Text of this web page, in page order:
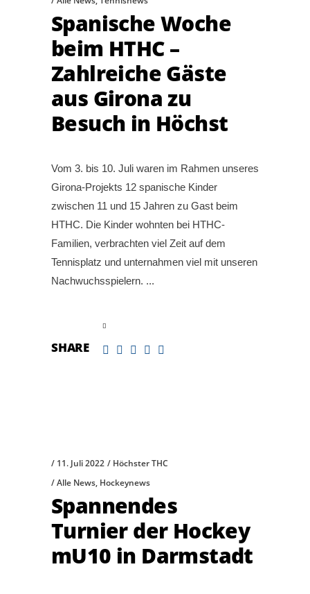
Spanische Woche
beim HTHC –
Zahlreiche Gäste
aus Girona zu
Besuch in Höchst
Vom 3. bis 10. Juli waren im Rahmen unseres
Girona-Projekts 12 spanische Kinder
zwischen 11 und 15 Jahren zu Gast beim
HTHC. Die Kinder wohnten bei HTHC-
Familien, verbrachten viel Zeit auf dem
Tennisplatz und unternahmen viel mit unseren
Nachwuchsspielern.
SHARE
11. Juli 2022
Höchster THC
Alle News, Hockeynews
Spannendes
Turnier der Hockey
mU10 in Darmstadt